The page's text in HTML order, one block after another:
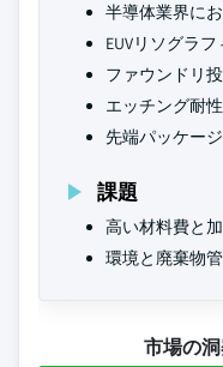
半導体業界に
EUVリソグラ
ファウンドリ
エッチング耐
先端パッケー
課題
高い材料費と
環境と廃棄物
市場の